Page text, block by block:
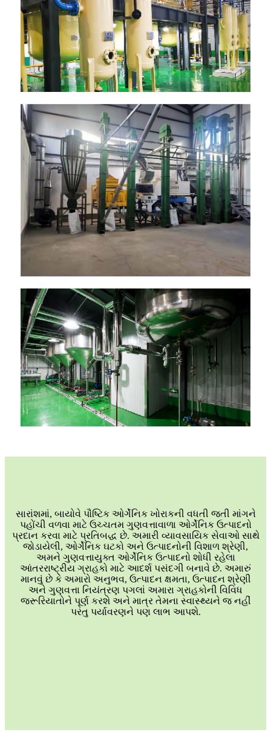
સારાંશમાં, બાયોવે પૌષ્ટિક ઓર્ગેનિક ખોરાકની વધતી જતી માંગને
પહોંચી વળવા માટે ઉચ્ચતમ ગુણવત્તાવાળા ઓર્ગેનિક ઉત્પાદનો
પ્રદાન કરવા માટે પ્રતિબદ્ધ છે. અમારી વ્યાવસાયિક સેવાઓ સાથે
જોડાયેલી, ઓર્ગેનિક ઘટકો અને ઉત્પાદનોની વિશાળ શ્રેણી,
અમને ગુણવત્તાયુક્ત ઓર્ગેનિક ઉત્પાદનો શોધી રહેલા
આંતરરાષ્ટ્રીય ગ્રાહકો માટે આદર્શ પસંદગી બનાવે છે. અમારું
માનવું છે કે અમારો અનુભવ, ઉત્પાદન ક્ષમતા, ઉત્પાદન શ્રેણી
અને ગુણવત્તા નિયંત્રણ પગલાં અમારા ગ્રાહકોની વિવિધ
જરૂરિયાતોને પૂર્ણ કરશે અને માત્ર તેમના સ્વાસ્થ્યને જ નહીં
પરંતુ પર્યાવરણને પણ લાભ આપશે.